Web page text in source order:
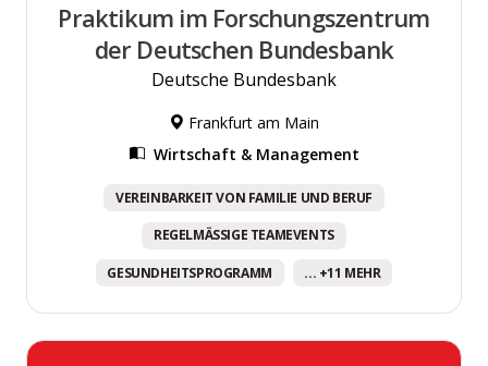
Praktikum im Forschungszentrum
der Deutschen Bundesbank
Deutsche Bundesbank
Frankfurt am Main
Wirtschaft & Management
VEREINBARKEIT VON FAMILIE UND BERUF
REGELMÄSSIGE TEAMEVENTS
GESUNDHEITSPROGRAMM ... +11 MEHR